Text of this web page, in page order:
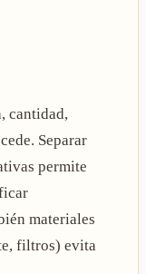
cantidad,
Separar
permite
materiales
filtros) evita